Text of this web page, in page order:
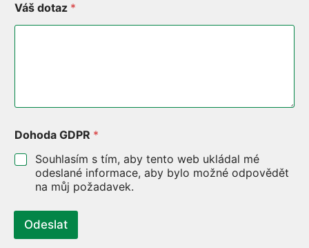
Váš dotaz *
Dohoda GDPR *
Souhlasím s tím, aby tento web ukládal mé
odeslané informace, aby bylo možné odpovědět
na můj požadavek.
Odeslat